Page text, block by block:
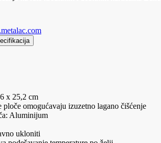
x 25,2 cm
omogućavaju izuzetno lagano čišćenje
Aluminijum
ukloniti